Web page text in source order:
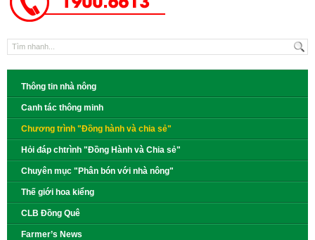
Thông tin nhà nông
Canh tác thông minh
Chương trình "Đồng hành và chia sẻ"
Hỏi đáp chtrình "Đồng Hành và Chia sẻ"
Chuyên mục "Phân bón với nhà nông"
Thế giới hoa kiểng
CLB Đồng Quê
Farmer’s News